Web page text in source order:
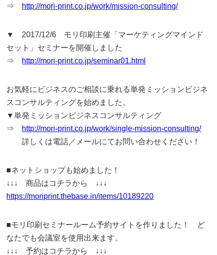
⇒ http://mori-print.co.jp/work/mission-consulting/
▼ 2017/12/6 モリ印刷主催「マーケティングマインド
セット」セミナーを開催しました
⇒ http://mori-print.co.jp/seminar01.html
お気軽にビジネスのご相談に乗れる単発ミッションビジネ
スコンサルティングを始めました。
▼単発ミッションビジネスコンサルティング
⇒ http://mori-print.co.jp/work/single-mission-consulting/
詳しくは電話／メールにてお問い合わせください！
■ネットショップも始めました！
↓↓↓ 商品はコチラから ↓↓↓
https://moriprint.thebase.in/items/10189220
■モリ印刷セミナールーム予約サイトを作りました！ ど
なたでも会議室を使用出来ます。
↓↓↓ 予約はコチラから ↓↓↓